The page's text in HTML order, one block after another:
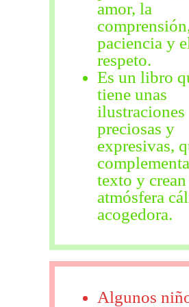
amor, la
paciencia y
respeto.
Es un libro
tiene unas
ilustraciones
preciosas y
expresivas,
texto y crean
atmósfera
acogedora.
Algunos